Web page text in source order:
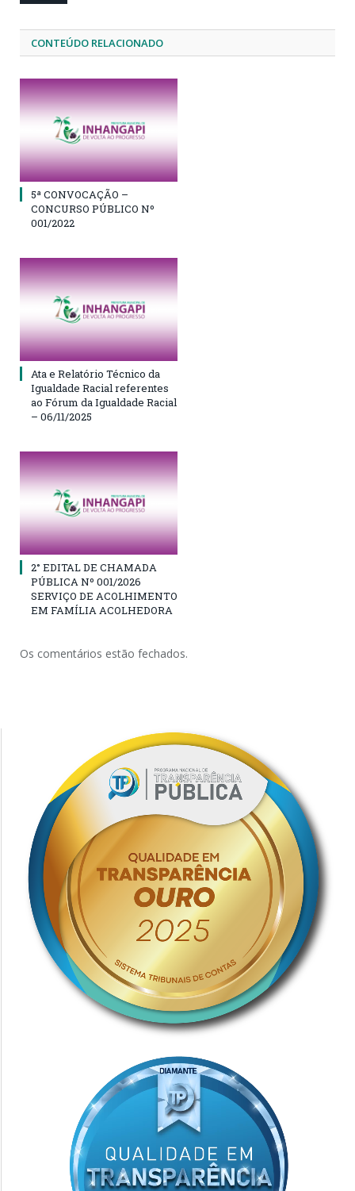
CONTEÚDO RELACIONADO
5ª CONVOCAÇÃO –
CONCURSO PÚBLICO Nº
001/2022
Ata e Relatório Técnico da
Igualdade Racial referentes
ao Fórum da Igualdade Racial
– 06/11/2025
2° EDITAL DE CHAMADA
PÚBLICA Nº 001/2026
SERVIÇO DE ACOLHIMENTO
EM FAMÍLIA ACOLHEDORA
Os comentários estão fechados.